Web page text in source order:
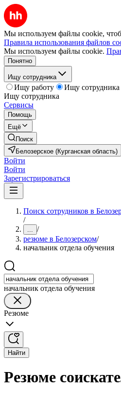
Мы используем файлы cookie,
Правила использования файлов
Мы используем файлы cookie.
Понятно
Ищу сотрудника
Ищу работу
Ищу сотрудника
Ищу сотрудника
Сервисы
Помощь
Ещё
Поиск
Белозерское (Курганская область)
Войти
Войти
Зарегистрироваться
Поиск сотрудников в
/
... /
резюме в Белозерском/
начальник отдела обучения
начальник отдела обучения
Резюме
Найти
Резюме